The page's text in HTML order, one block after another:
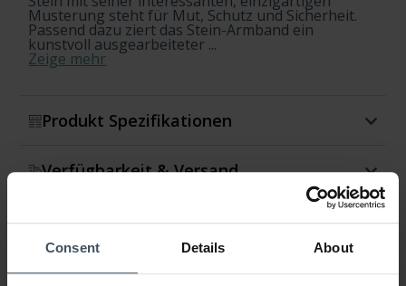
Consent Details About
Musterung steht für Mut, Schutz und Sicherheit.
Passend dazu ziert das Stein-Armband ein
kunstvoll ausgearbeiteter ...
Zeige mehr
Produkt Spezifikationen
Verfügbarkeit & Versand
Rückgabe & Umtausch
Garantie